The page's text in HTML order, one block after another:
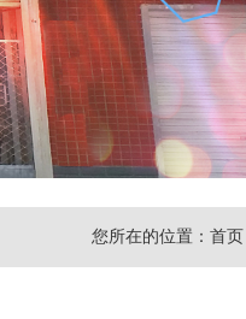
您所在的位置： 首页